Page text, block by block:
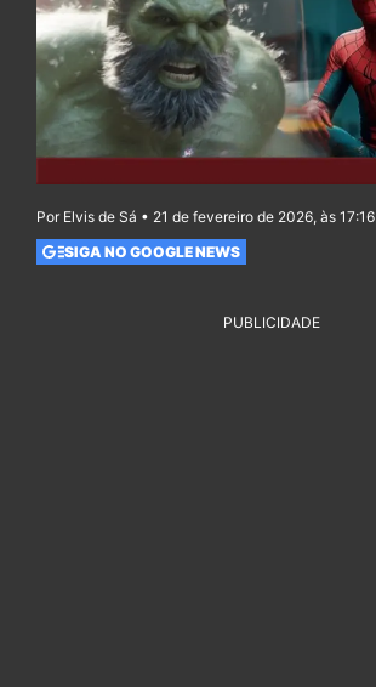
Por Elvis de Sá • 21 de fevereiro de 2026, às 17:16
SIGA NO GOOGLE NEWS
PUBLICIDADE